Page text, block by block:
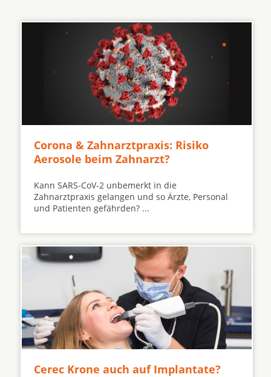
Corona & Zahnarztpraxis: Risiko
Aerosole beim Zahnarzt?
Kann SARS-CoV-2 unbemerkt in die
Zahnarztpraxis gelangen und so Ärzte, Personal
und Patienten gefährden? ...
Cerec Krone auch auf Implantate?